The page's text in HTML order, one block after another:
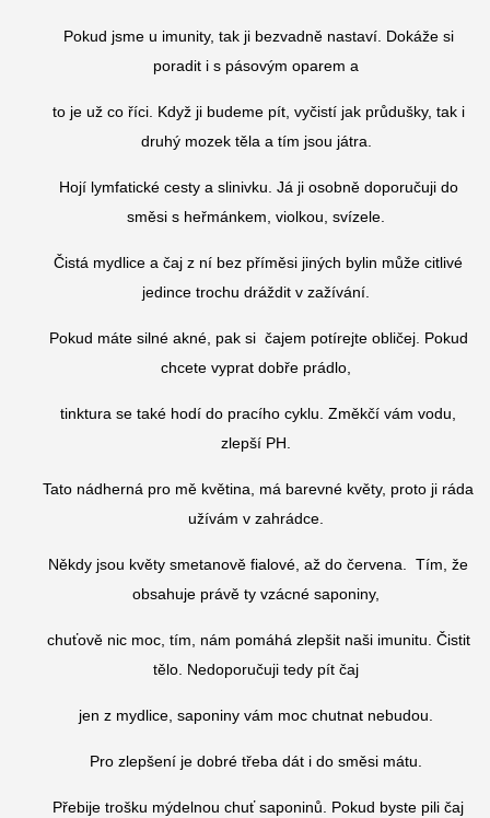
Pokud jsme u imunity, tak ji bezvadně nastaví. Dokáže si
poradit i s pásovým oparem a
to je už co říci. Když ji budeme pít, vyčistí jak průdušky, tak i
druhý mozek těla a tím jsou játra.
Hojí lymfatické cesty a slinivku. Já ji osobně doporučuji do
směsi s heřmánkem, violkou, svízele.
Čistá mydlice a čaj z ní bez příměsi jiných bylin může citlivé
jedince trochu dráždit v zažívání.
Pokud máte silné akné, pak si čajem potírejte obličej. Pokud
chcete vyprat dobře prádlo,
tinktura se také hodí do pracího cyklu. Změkčí vám vodu,
zlepší PH.
Tato nádherná pro mě květina, má barevné květy, proto ji ráda
užívám v zahrádce.
Někdy jsou květy smetanově fialové, až do červena. Tím, že
obsahuje právě ty vzácné saponiny,
chuťově nic moc, tím, nám pomáhá zlepšit naši imunitu. Čistit
tělo. Nedoporučuji tedy pít čaj
jen z mydlice, saponiny vám moc chutnat nebudou.
Pro zlepšení je dobré třeba dát i do směsi mátu.
Přebije trošku mýdelnou chuť saponinů. Pokud byste pili čaj